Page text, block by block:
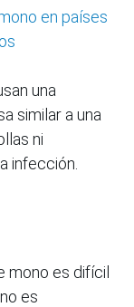
en países
una
similar a una
ni
infección.
mono es difícil
es